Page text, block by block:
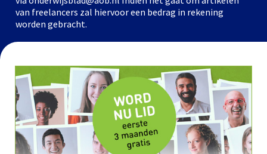
van freelancers zal hiervoor een bedrag in rekening
worden gebracht.